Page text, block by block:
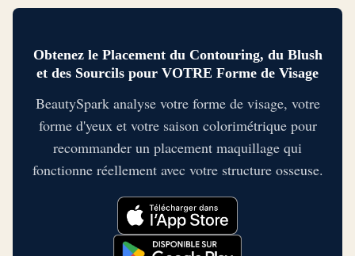
Obtenez le Placement du Contouring, du Blush
et des Sourcils pour VOTRE Forme de Visage
BeautySpark analyse votre forme de visage, votre
forme d'yeux et votre saison colorimétrique pour
recommander un placement maquillage qui
fonctionne réellement avec votre structure osseuse.